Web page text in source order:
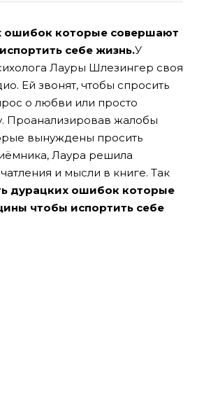
ошибок которые совершают
себе жизнь.У
Лауры Шлезингер своя
Ей звонят, чтобы спросить
о любви или просто
Проанализировав жалобы
вынуждены просить
Лаура решила
и мысли в книге. Так
дурацких ошибок которые
чтобы испортить себе